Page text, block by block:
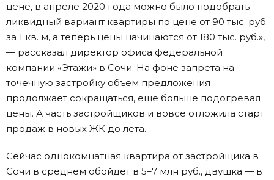
цене, в апреле 2020 года можно было подобрать
ликвидный вариант квартиры по цене от 90 тыс. руб.
за 1 кв. м, а теперь цены начинаются от 180 тыс. руб.»,
— рассказал директор офиса федеральной
компании «Этажи» в Сочи. На фоне запрета на
точечную застройку объем предложения
продолжает сокращаться, еще больше подогревая
цены. А часть застройщиков и вовсе отложила старт
продаж в новых ЖК до лета.
Сейчас однокомнатная квартира от застройщика в
Сочи в среднем обойдет в 5–7 млн руб., двушка — в